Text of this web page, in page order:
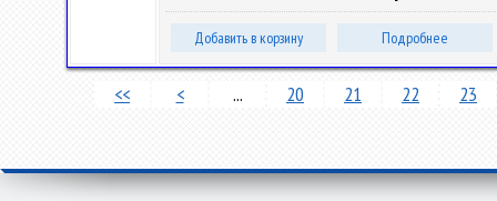
Добавить в корзину Подробнее
<< < ... 20 21 22 23